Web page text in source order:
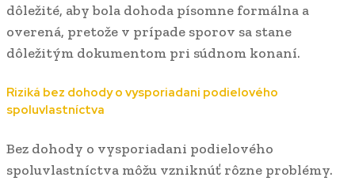
dôležité, aby bola dohoda písomne formálna a
overená, pretože v prípade sporov sa stane
dôležitým dokumentom pri súdnom konaní.
Riziká bez dohody o vysporiadani podielového
spoluvlastníctva
Bez dohody o vysporiadani podielového
spoluvlastníctva môžu vzniknúť rôzne problémy.